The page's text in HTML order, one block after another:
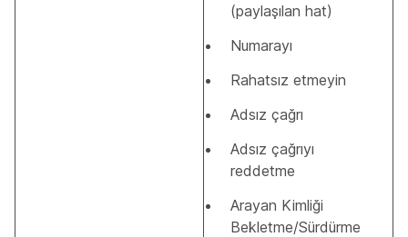
(paylaşılan hat)
Numarayı
Rahatsız etmeyin
Adsız çağrı
Adsız çağrıyı
reddetme
Arayan Kimliği
Bekletme/Sürdürme